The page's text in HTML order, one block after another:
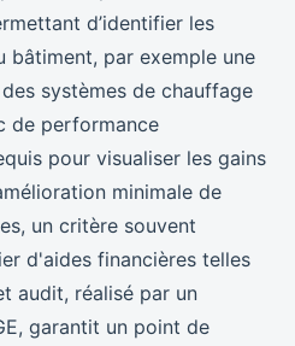
d’identifier les
bâtiment, par exemple une
systèmes de chauffage
de performance
pour visualiser les gains
minimale de
un critère souvent
d'aides financières telles
audit, réalisé par un
garantit un point de